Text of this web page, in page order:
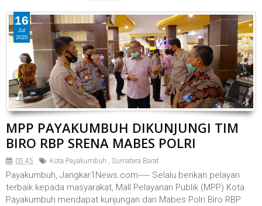
MPP PAYAKUMBUH DIKUNJUNGI TIM
BIRO RBP SRENA MABES POLRI
05.45 Kota Payakumbuh , Sumatera Barat
Payakumbuh, Jangkar1News.com----- Selalu berikan pelayan
terbaik kepada masyarakat, Mall Pelayanan Publik (MPP) Kota
Payakumbuh mendapat kunjungan dari Mabes Polri Biro RBP
16
Jul
2020